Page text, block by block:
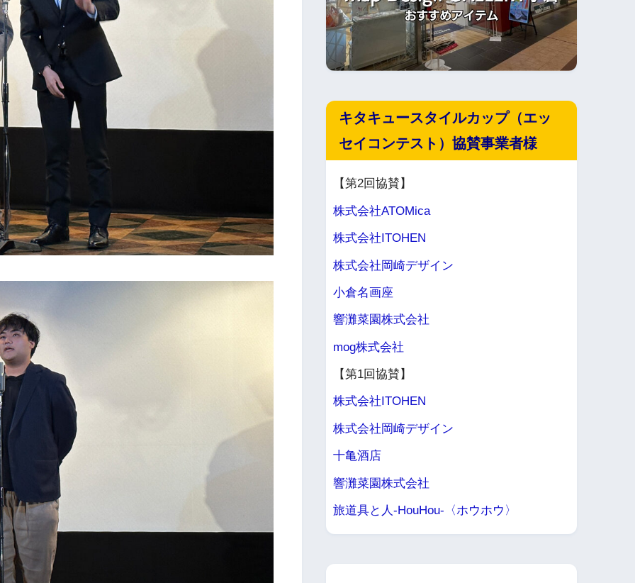
キタキュースタイルカップ（エッ
セイコンテスト）協賛事業者様
【第2回協賛】
株式会社ATOMica
株式会社ITOHEN
株式会社岡崎デザイン
小倉名画座
響灘菜園株式会社
mog株式会社
【第1回協賛】
株式会社ITOHEN
株式会社岡崎デザイン
十亀酒店
響灘菜園株式会社
旅道具と人-HouHou-〈ホウホウ〉